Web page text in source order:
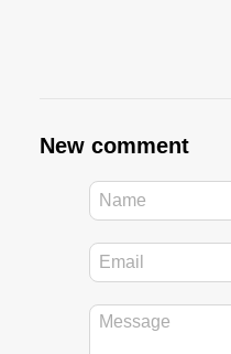
New comment